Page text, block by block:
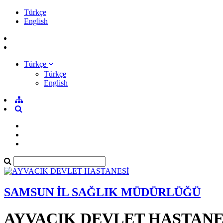
Türkçe
English
Türkçe
Türkçe
English
SAMSUN İL SAĞLIK MÜDÜRLÜĞÜ
AYVACIK DEVLET